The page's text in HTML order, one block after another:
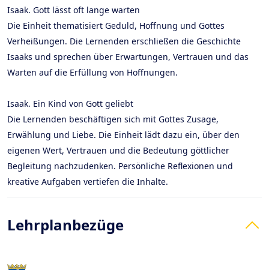
Isaak. Gott lässt oft lange warten
Die Einheit thematisiert Geduld, Hoffnung und Gottes
Verheißungen. Die Lernenden erschließen die Geschichte
Isaaks und sprechen über Erwartungen, Vertrauen und das
Warten auf die Erfüllung von Hoffnungen.
Isaak. Ein Kind von Gott geliebt
Die Lernenden beschäftigen sich mit Gottes Zusage,
Erwählung und Liebe. Die Einheit lädt dazu ein, über den
eigenen Wert, Vertrauen und die Bedeutung göttlicher
Begleitung nachzudenken. Persönliche Reflexionen und
kreative Aufgaben vertiefen die Inhalte.
Lehrplanbezüge